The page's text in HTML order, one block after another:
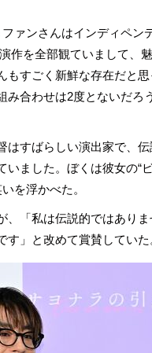
ァンさんはインディペン
作を全部観ていまして、
すごく新鮮な存在だと
み合わせは2度とないだろ
すばらしい演出家で、伝
ました。ぼくは彼女の“
を浮かべた。
「私は伝説的ではあり
」と改めて賞賛していた